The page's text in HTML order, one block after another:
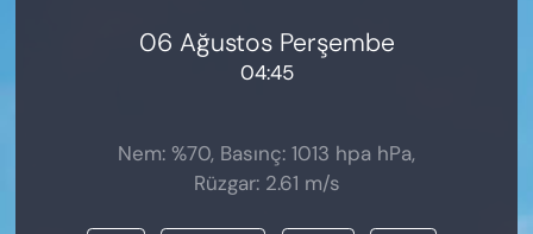
06 Ağustos Perşembe
04:45
Nem: %70, Basınç: 1013 hpa hPa,
Rüzgar: 2.61 m/s
ÖZEL HABER